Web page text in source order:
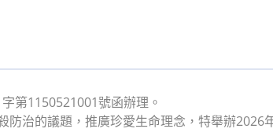
第1150521001號函辦理。
治的議題，推廣珍愛生命理念，特舉辦2026